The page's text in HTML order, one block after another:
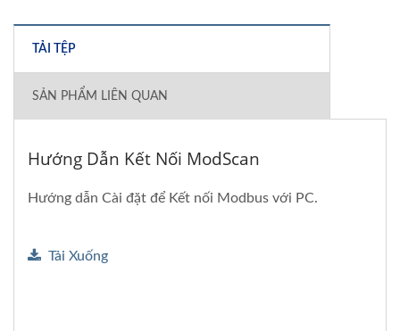
TẢI TỆP
SẢN PHẨM LIÊN QUAN
Hướng Dẫn Kết Nối ModScan
Hướng dẫn Cài đặt để Kết nối Modbus với PC.
Tải Xuống